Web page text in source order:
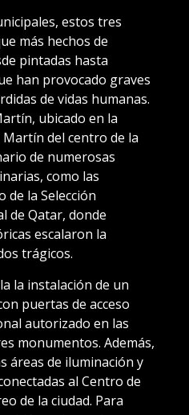
estos tres
más hechos de
pintadas hasta
han provocado graves
de vidas humanas.
ubicado en la
Martín del centro de la
de numerosas
como las
la Selección
de Qatar, donde
escalaron la
trágicos.
la instalación de un
puertas de acceso
autorizado en las
monumentos. Además,
áreas de iluminación y
al Centro de
de la ciudad. Para